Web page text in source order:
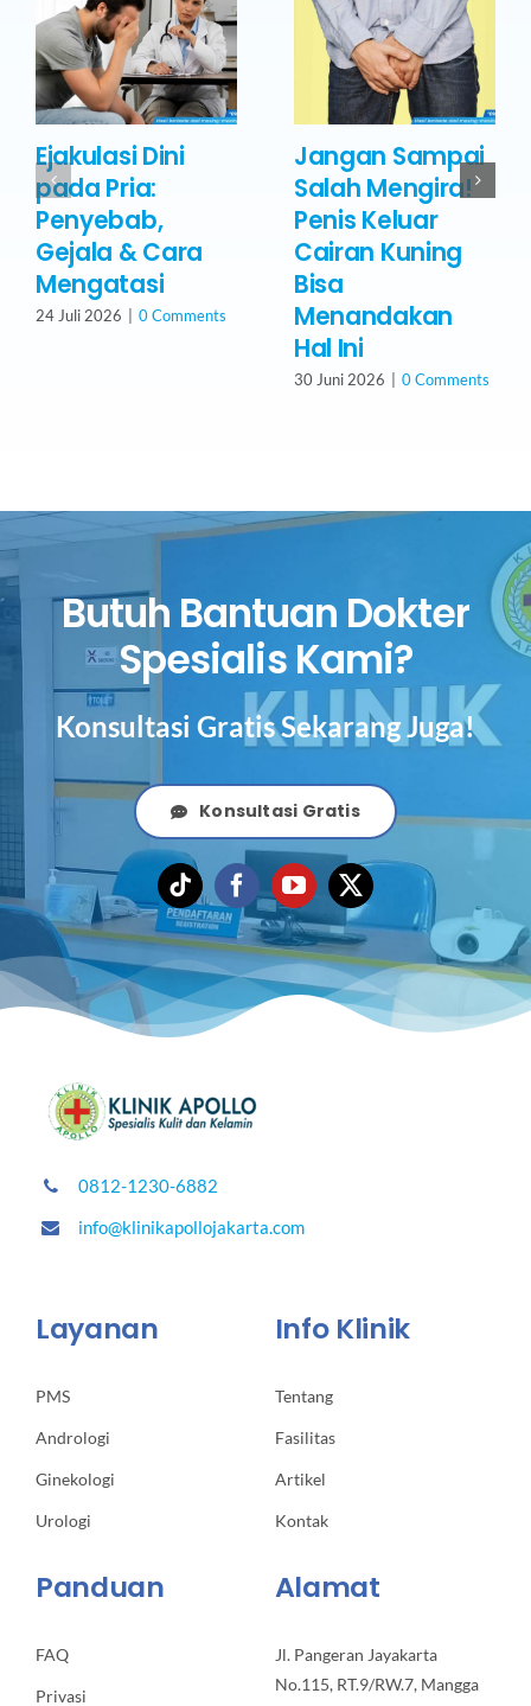
Ejakulasi Dini
pada Pria:
Penyebab,
Gejala & Cara
Mengatasi
24 Juli 2026 0 Comments
Jangan Sampai
Salah Mengira!
Penis Keluar
Cairan Kuning
Bisa
Menandakan
Hal Ini
30 Juni 2026 0 Comments
Butuh Bantuan Dokter
Spesialis Kami?
Konsultasi Gratis Sekarang Juga!
Konsultasi Gratis
0812-1230-6882
info@klinikapollojakarta.com
Layanan
PMS
Andrologi
Ginekologi
Urologi
Info Klinik
Tentang
Fasilitas
Artikel
Kontak
Panduan
FAQ
Privasi
Alamat
Jl. Pangeran Jayakarta
No.115, RT.9/RW.7, Mangga